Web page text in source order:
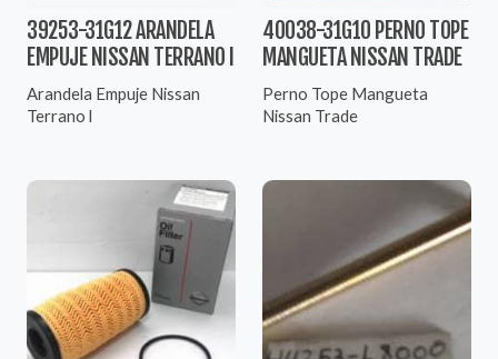
39253-31G12 ARANDELA
EMPUJE NISSAN TERRANO I
Arandela Empuje Nissan
Terrano l
40038-31G10 PERNO TOPE
MANGUETA NISSAN TRADE
Perno Tope Mangueta
Nissan Trade